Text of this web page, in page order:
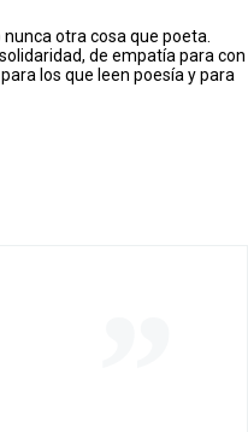
otra cosa que poeta.
de empatía para con
los que leen poesía y para